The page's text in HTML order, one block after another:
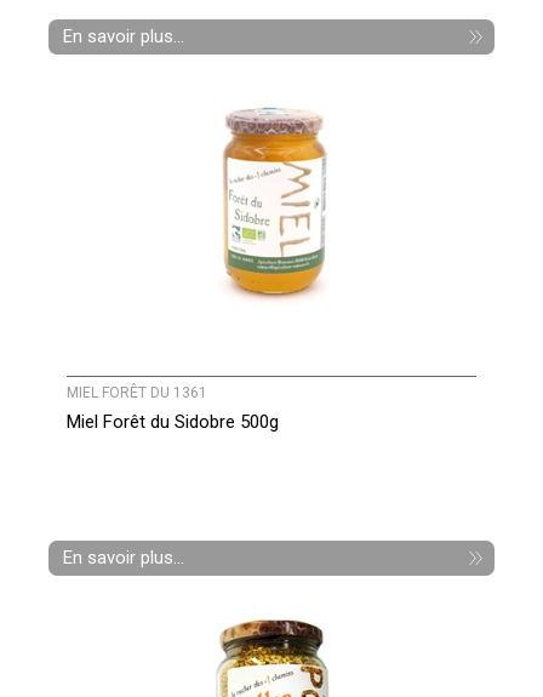
En savoir plus...
MIEL FORÊT DU 1361
Miel Forêt du Sidobre 500g
En savoir plus...